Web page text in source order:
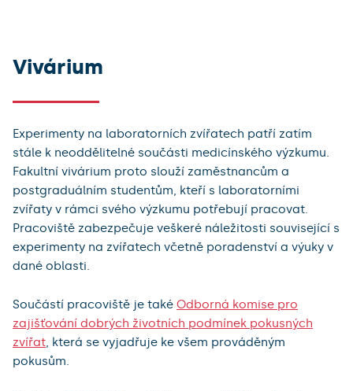
Vivárium
Experimenty na laboratorních zvířatech patří zatím
stále k neoddělitelné součásti medicínského výzkumu.
Fakultní vivárium proto slouží zaměstnancům a
postgraduálním studentům, kteří s laboratorními
zvířaty v rámci svého výzkumu potřebují pracovat.
Pracoviště zabezpečuje veškeré náležitosti související s
experimenty na zvířatech včetně poradenství a výuky v
dané oblasti.
Součástí pracoviště je také Odborná komise pro
zajišťování dobrých životních podmínek pokusných
zvířat , která se vyjadřuje ke všem prováděným
pokusům.